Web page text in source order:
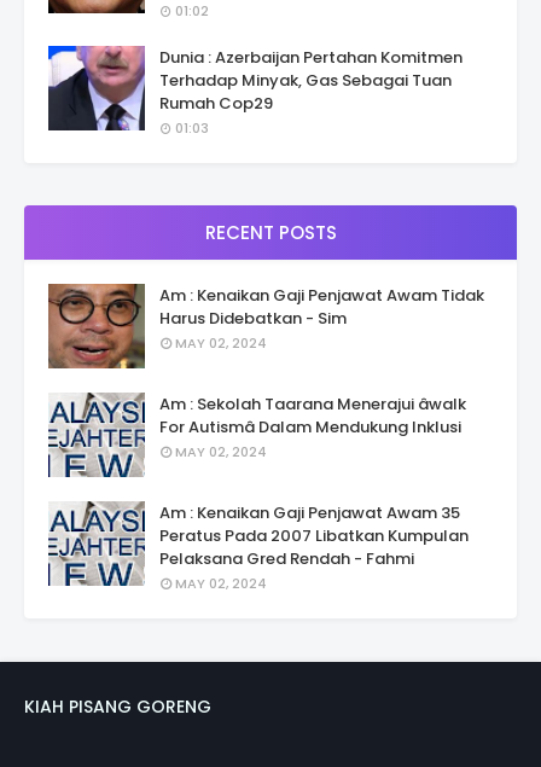
01:02
Dunia : Azerbaijan Pertahan Komitmen
Terhadap Minyak, Gas Sebagai Tuan
Rumah Cop29
01:03
RECENT POSTS
Am : Kenaikan Gaji Penjawat Awam Tidak
Harus Didebatkan - Sim
MAY 02, 2024
Am : Sekolah Taarana Menerajui âwalk
For Autismâ Dalam Mendukung Inklusi
MAY 02, 2024
Am : Kenaikan Gaji Penjawat Awam 35
Peratus Pada 2007 Libatkan Kumpulan
Pelaksana Gred Rendah - Fahmi
MAY 02, 2024
KIAH PISANG GORENG